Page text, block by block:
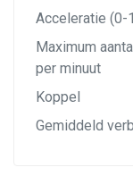
Acceleratie (0-
Maximum
per minuut
Koppel
Gemiddeld